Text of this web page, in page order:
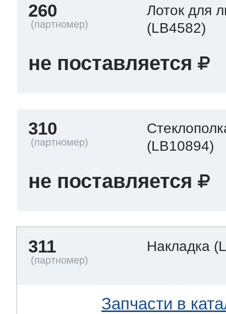
260
Лоток для
(LB4582)
не поставляется
310
(LB10894)
не поставляется
311 Накладка
Запчасти в